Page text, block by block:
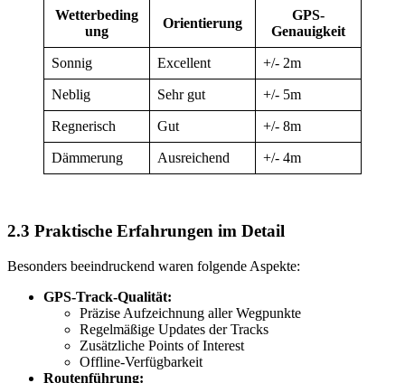
Wetterbeding
ung
Orientierung
GPS-
Genauigkeit
Sonnig Excellent +/- 2m
Neblig Sehr gut +/- 5m
Regnerisch Gut +/- 8m
Dämmerung Ausreichend +/- 4m
2.3 Praktische Erfahrungen im Detail
Besonders beeindruckend waren folgende Aspekte:
GPS-Track-Qualität:
Präzise Aufzeichnung aller Wegpunkte
Regelmäßige Updates der Tracks
Zusätzliche Points of Interest
Offline-Verfügbarkeit
Routenführung: